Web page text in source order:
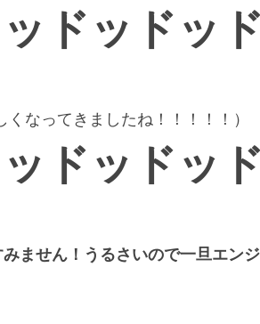
ドッドッ
くなってきましたね！！！！！）
ドッドッ
みません！うるさいので一旦エン